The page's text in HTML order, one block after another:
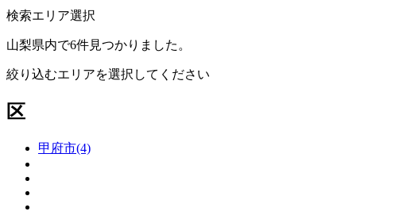
検索エリア選択
山梨県内で6件見つかりました。
絞り込むエリアを選択してください
区
甲府市(4)